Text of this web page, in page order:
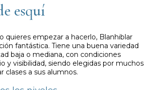
esquí
quieres empezar a hacerlo, Blanhiblar
fantástica. Tiene una buena variedad
baja o mediana, con condiciones
y visibilidad, siendo elegidas por muchos
clases a sus alumnos.